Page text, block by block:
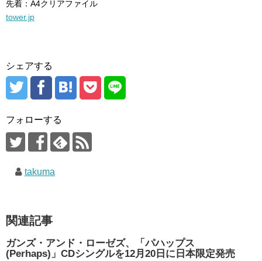
先着：A4クリアファイル
tower.jp
シェアする
フォローする
takuma
関連記事
ガンズ・アンド・ローゼズ、「パハップス
(Perhaps)」CDシングルを12月20日に日本限定発売